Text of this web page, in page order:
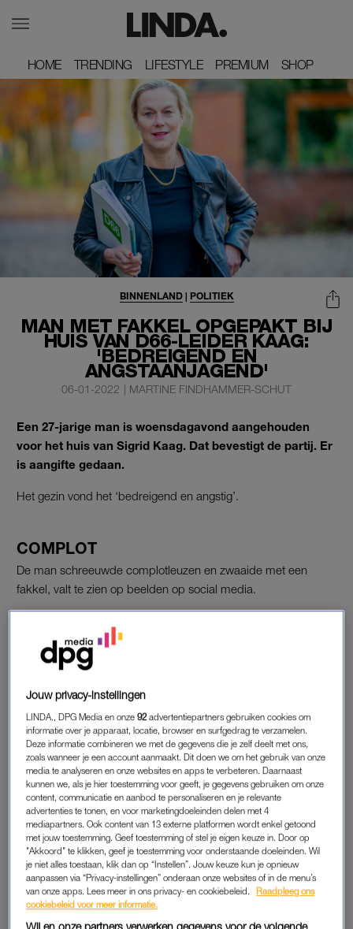
HOME
HOME TRENDING
TRENDING LIFESTYLE
LIFESTYLE PREMIUM
PREMIUM SHOP
SHOP
MAN MET FAKKEL OPGEPAKT BIJ
HUIS VAN D66-LEIDER KAAG:
'BEDREIGEND EN
ANGSTAANJAGEND'
BINNENLAND| POLITIEK
06-01-2022 | MARTINE FINDHAMMER-SCHUT
Een 27-jarige man is woensdagavond aangehouden
voor het huis van Sigrid Kaag. Dat bevestigt de partij. Er
is aangifte gedaan.
Het gezin vond het ‘bedreigend en angstig’.
COMPLOT
De man schreeuwde complotleuzen en zwaaide met een
fakkel, valt te zien op beelden op social media.
Het zou gaan om de bekende coronademonstrant Max van
den B. Kaag zit thuis in isolatie, omdat ze in contact is geweest
met iemand die met het coronavirus besmet is.
ANGSTAANJAGEND
De D66-leider en aanstaande vicepremier spreekt in een tweet
van ‘absurde en angstaanjagende gebeurtenissen’.
Ze heeft in haar verklaring ook kritiek op ‘wie denkt deze
bedreigingen te moeten aanjagen’, zonder daarbij namen te
noemen. ‘Gisteravond laat nogmaals zien dat woorden leiden
tot acties. Wees voorzichtig met het woord, met elkaar, en
wees zuinig op onze democratie.’
Gisteravond kreeg ik thuis bedreigend bezoek.
Jouw privacy-instellingen
LINDA., DPG Media en onze92 advertentiepartners gebruiken cookies om
informatie over je apparaat, locatie, browser en surfgedrag te verzamelen.
Deze informatie combineren we met de gegevens die je zelf deelt met ons,
zoals wanneer je een account aanmaakt. Dit doen we om het gebruik van onze
media te analyseren en onze websites en apps te verbeteren. Daarnaast
kunnen we, als je hier toestemming voor geeft, je gegevens gebruiken om onze
content, communicatie en aanbod te personaliseren en je relevante
advertenties te tonen, en voor marketingdoeleinden delen met 4
mediapartners. Ook content van 13 externe platformen wordt enkel getoond
met jouw toestemming. Geef toestemming of stel je eigen keuze in. Door op
"Akkoord" te klikken, geef je toestemming voor onderstaande doeleinden. Wil
je niet alles toestaan, klik dan op “Instellen”. Jouw keuze kun je opnieuw
aanpassen via “Privacy-instellingen” onderaan onze websites of in de menu’s
van onze apps. Lees meer in ons privacy- en cookiebeleid.
Raadpleeg ons
cookiebeleid voor meer informatie.
Wij en onze partners verwerken gegevens voor de volgende